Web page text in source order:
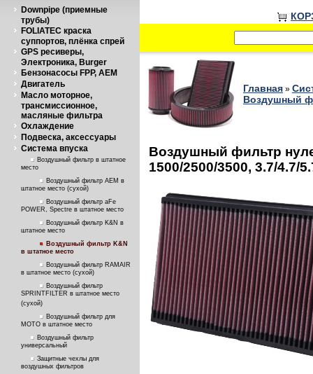
Downpipe (приемные
трубы)
FOLIATEC краска
суппортов, плёнка спрей
GPS ресиверы,
Электроника, Burger
Бензонасосы FPP, AEM
Двигатель
Масло моторное,
трансмиссионное,
масляные фильтра
Охлаждение
Подвеска, аксессуары
Система впуска
Воздушный фильтр в штатное
место
Воздушный фильтр AEM в
штатное место (сухой)
Воздушный фильтр aFe
POWER, Spectre в штатное место
Воздушный фильтр K&N в
штатное место
Воздушный фильтр K&N
в штатное место
Воздушный фильтр RAMAIR
в штатное место (сухой)
Воздушный фильтр
SPRINTFILTER в штатное место
(сухой)
Воздушный фильтр для
МОТО в штатное место
Воздушный фильтр
универсальный
Защитные чехлы для
воздушных фильтров
Главная »
Воздушный
Воздушный фильтр
1500/2500/3500, 3.7/4.7/